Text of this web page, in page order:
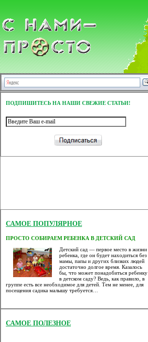
ПОДПИШИТЕСЬ НА НАШИ СВЕЖИЕ СТАТЬИ!
САМОЕ ПОПУЛЯРНОЕ
ПРОСТО СОБИРАЕМ РЕБЕНКА В ДЕТСКИЙ САД
Детский сад — первое место в жизни
ребенка, где он будет находиться без
мамы, папы и других близких людей
достаточно долгое время. Казалось
бы, что может понадобиться ребенку
в детском саду? Ведь, как правило, в
группе есть все необходимое для детей. Тем не менее, для
посещения садика малышу требуется…
САМОЕ ПОЛЕЗНОЕ